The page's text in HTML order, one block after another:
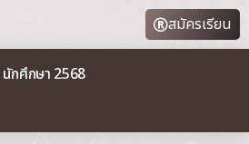
สมัครเรียน
นักศึกษา 2568